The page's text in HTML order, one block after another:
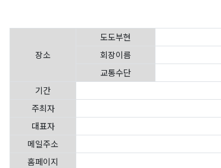
장소
도도부현
회장이름
교통수단
기간
주최자
대표자
메일주소
홈페이지